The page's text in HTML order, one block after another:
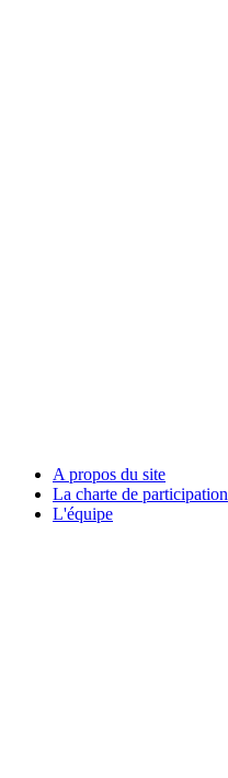
A propos du site
La charte de participation
L'équipe